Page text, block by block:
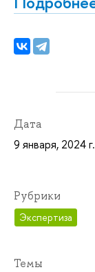
Дата
9 января, 2024 г.
Рубрики
Экспертиза
Темы